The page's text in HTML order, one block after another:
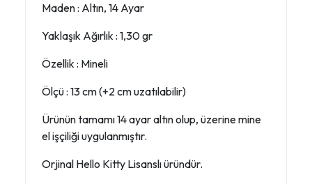
Maden : Altın, 14 Ayar
Yaklaşık Ağırlık : 1,30 gr
Özellik : Mineli
Ölçü : 13 cm (+2 cm uzatılabilir)
Ürünün tamamı 14 ayar altın olup, üzerine mine
el işçiliği uygulanmıştır.
Orjinal Hello Kitty Lisanslı üründür.